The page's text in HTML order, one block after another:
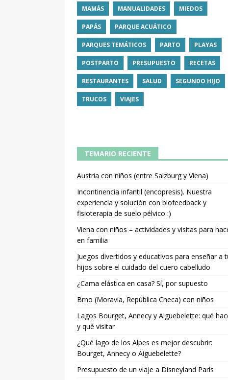
MAMÁS MANUALIDADES MIEDOS
PAPÁS PARQUE ACUÁTICO
PARQUES TEMÁTICOS PARTO PLAYAS
POSTPARTO PRESUPUESTO RECETAS
RESTAURANTES SALUD SEGUNDO HIJO
TRUCOS VIAJES
TEMARIO RECIENTE
Austria con niños (entre Salzburg y Viena)
Incontinencia infantil (encopresis). Nuestra
experiencia y solución con biofeedback y
fisioterapia de suelo pélvico :)
Viena con niños – actividades y visitas para
en familia
Juegos divertidos y educativos para enseñar a
hijos sobre el cuidado del cuero cabelludo
¿Cama elástica en casa? Sí, por supuesto
Brno (Moravia, República Checa) con niños
Lagos Bourget, Annecy y Aiguebelette: qué
y qué visitar
¿Qué lago de los Alpes es mejor descubrir:
Bourget, Annecy o Aiguebelette?
Presupuesto de un viaje a Disneyland París